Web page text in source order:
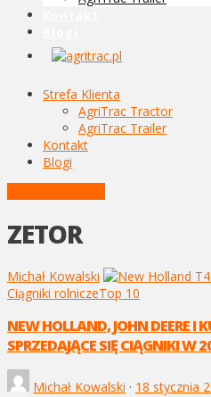
Strefa Klienta
AgriTrac Tractor
AgriTrac Trailer
Kontakt
Blogi
ZETOR
Michał Kowalski
Ciągniki rolniczeTop 10
NEW HOLLAND, JOHN DEERE I
SPRZEDAJĄCE SIĘ CIĄGNIKI W
Michał Kowalski · 18 stycznia